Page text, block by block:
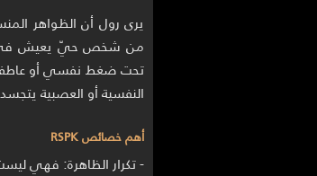
يرى رول أن الظواهر
من شخص حيّ يعيش في
تحت ضغط نفسي أو
النفسية أو العصبية
أهم خصائص RSPK
- تكرار الظاهرة: فهي